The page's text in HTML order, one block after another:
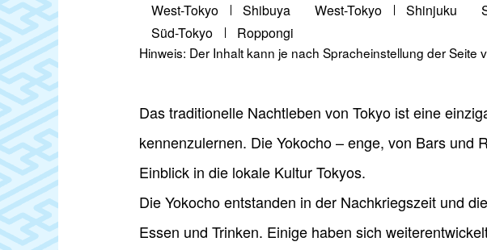
West-Tokyo Shibuya West-Tokyo Shinjuku
Süd-Tokyo
Roppongi
Hinweis: Der Inhalt kann je nach Spracheinstellung der Seite
Das traditionelle Nachtleben von Tokyo ist eine
kennenzulernen. Die Yokocho – enge, von Bars und
Einblick in die lokale Kultur Tokyos.
Die Yokocho entstanden in der Nachkriegszeit und
Essen und Trinken. Einige haben sich